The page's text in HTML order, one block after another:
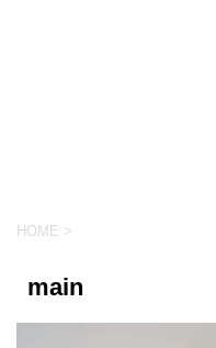
HOME >
main